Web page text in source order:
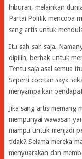
hiburan, melainkan
Partai Politik mencoba
sang artis untuk
Itu sah-sah saja.
dipilih, berhak untuk
Tentu saja asal semua
Seperti coretan saya
menyampaikan
Jika sang artis memang
mempunyai wawasan
mampu untuk menjadi
tidak? Selama mereka
menyuarakan dan